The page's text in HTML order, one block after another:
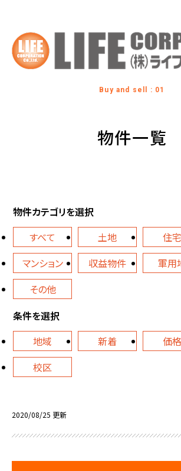
Buy and sell : 01
物件一覧
物件カテゴリを選択
すべて
土地
住宅
マンション
収益物件
軍用
その他
条件を選択
地域
新着
価格
校区
2020/08/25 更新